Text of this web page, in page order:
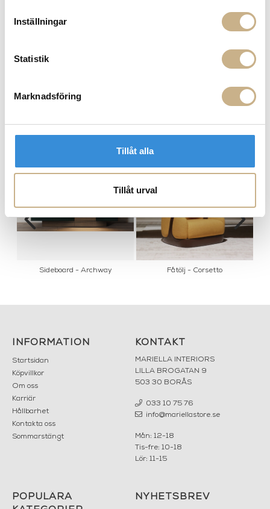
Inställningar
Statistik
Marknadsföring
Tillåt alla
Tillåt urval
Sideboard - Archway Fåtölj - Corsetto
INFORMATION
Startsidan
Köpvillkor
Om oss
Karriär
Hållbarhet
Kontakta oss
Sommarstängt
KONTAKT
MARIELLA INTERIORS
LILLA BROGATAN 9
503 30 BORÅS
033 10 75 76
info@mariellastore.se
Mån: 12-18
Tis-fre: 10-18
Lör: 11-15
POPULÄRA
NYHETSBREV